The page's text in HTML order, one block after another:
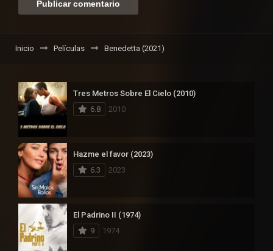
Inicio Películas Benedetta (2021)
Tres Metros Sobre El Cielo (2010)
6.8
2010
Hazme el favor (2023)
6.3
2023
El Padrino II (1974)
9
1974